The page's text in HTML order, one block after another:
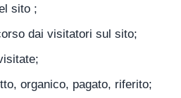
sito ;
dai visitatori sul sito;
organico, pagato, riferito;